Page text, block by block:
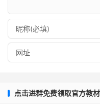
点击进群免费领取官方教